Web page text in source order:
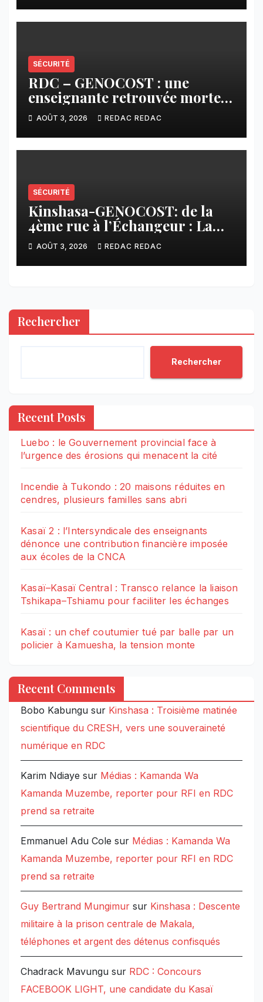
SÉCURITÉ
RDC – GENOCOST : une
enseignante retrouvée morte à
l’Est, un drame qui ravive la
douleur des populations
civiles
AOÛT 3, 2026 REDAC REDAC
SÉCURITÉ
Kinshasa-GENOCOST: de la
4ème rue à l’Échangeur : La
jeunesse répond présente pour
les victimes du GENOCOST
AOÛT 3, 2026 REDAC REDAC
Rechercher
Rechercher
Recent Posts
Luebo : le Gouvernement provincial face à
l’urgence des érosions qui menacent la cité
Incendie à Tukondo : 20 maisons réduites en
cendres, plusieurs familles sans abri
Kasaï 2 : l’Intersyndicale des enseignants
dénonce une contribution financière imposée
aux écoles de la CNCA
Kasaï–Kasaï Central : Transco relance la liaison
Tshikapa–Tshiamu pour faciliter les échanges
Kasaï : un chef coutumier tué par balle par un
policier à Kamuesha, la tension monte
Recent Comments
Bobo Kabungu sur Kinshasa : Troisième matinée
scientifique du CRESH, vers une souveraineté
numérique en RDC
Karim Ndiaye sur Médias : Kamanda Wa
Kamanda Muzembe, reporter pour RFI en RDC
prend sa retraite
Emmanuel Adu Cole sur Médias : Kamanda Wa
Kamanda Muzembe, reporter pour RFI en RDC
prend sa retraite
Guy Bertrand Mungimur sur Kinshasa : Descente
militaire à la prison centrale de Makala,
téléphones et argent des détenus confisqués
Chadrack Mavungu sur RDC : Concours
FACEBOOK LIGHT, une candidate du Kasaï